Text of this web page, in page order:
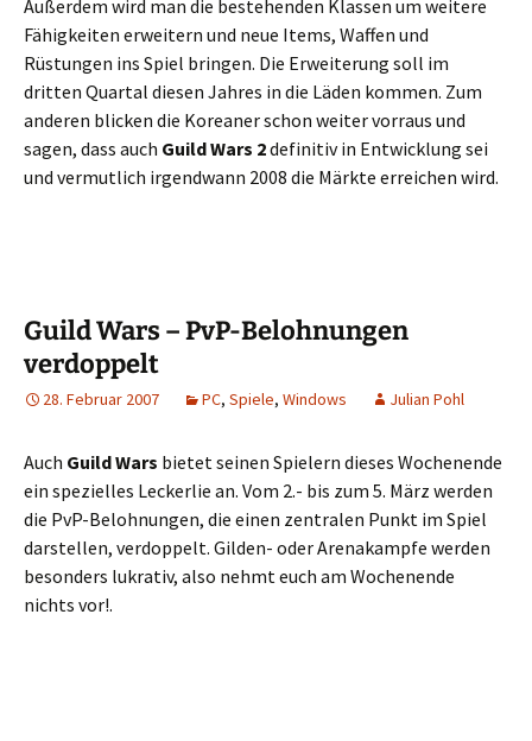
Außerdem wird man die bestehenden Klassen um weitere
Fähigkeiten erweitern und neue Items, Waffen und
Rüstungen ins Spiel bringen. Die Erweiterung soll im
dritten Quartal diesen Jahres in die Läden kommen. Zum
anderen blicken die Koreaner schon weiter vorraus und
sagen, dass auch Guild Wars 2definitiv in Entwicklung sei
und vermutlich irgendwann 2008 die Märkte erreichen wird.
Guild Wars – PvP-Belohnungen
verdoppelt
28. Februar 2007 PC, Spiele, Windows Julian Pohl
Auch Guild Wars bietet seinen Spielern dieses Wochenende
ein spezielles Leckerlie an. Vom 2.- bis zum 5. März werden
die PvP-Belohnungen, die einen zentralen Punkt im Spiel
darstellen, verdoppelt. Gilden- oder Arenakampfe werden
besonders lukrativ, also nehmt euch am Wochenende
nichts vor!.